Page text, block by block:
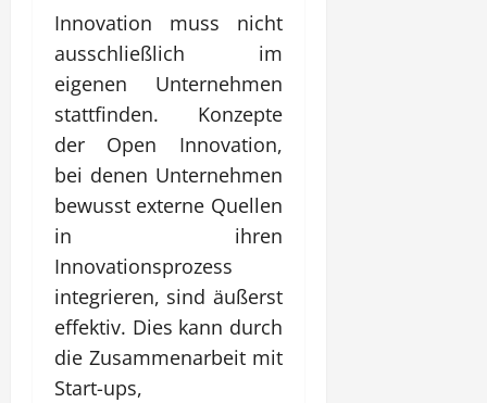
Innovation muss nicht
ausschließlich im
eigenen Unternehmen
stattfinden. Konzepte
der Open Innovation,
bei denen Unternehmen
bewusst externe Quellen
in ihren
Innovationsprozess
integrieren, sind äußerst
effektiv. Dies kann durch
die Zusammenarbeit mit
Start-ups,